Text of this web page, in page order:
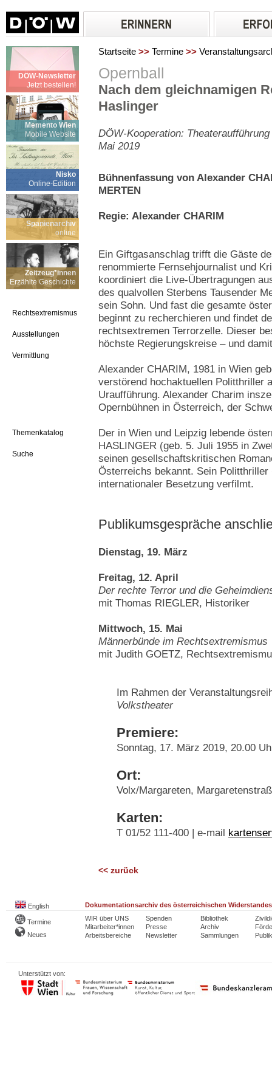
DÖW-Newsletter
Jetzt bestellen!
Memento Wien
Mobile Website
Nisko
Online-Edition
Spanienarchiv
online
Zeitzeug*innen
Erzählte Geschichte
Rechtsextremismus
Ausstellungen
Vermittlung
Themenkatalog
Suche
Startseite >> Termine >>
Opernball
Nach dem gleichnamigen
Haslinger
DÖW-Kooperation:
Mai 2019
Bühnenfassung von Alexander
MERTEN
Regie: Alexander CHARIM
Ein Giftgasanschlag trifft die Gäste
renommierte Fernsehjournalist und
koordiniert die Live-Übertragungen
des qualvollen Sterbens Tausender
sein Sohn. Und fast die gesamte
beginnt zu recherchieren und findet
rechtsextremen Terrorzelle. Dieser
höchste Regierungskreise – und
Alexander CHARIM, 1981 in Wien
verstörend hochaktuellen Politthriller
Uraufführung. Alexander Charim
Opernbühnen in Österreich, der
Der in Wien und Leipzig lebende
HASLINGER (geb. 5. Juli 1955 in
seinen gesellschaftskritischen
Österreichs bekannt. Sein Politthriller
internationaler Besetzung verfilmt.
Publikumsgespräche
Dienstag, 19. März
Freitag, 12. April
Der rechte Terror und die
mit Thomas RIEGLER, Historiker
Mittwoch, 15. Mai
Männerbünde im Rechtsextremismus
mit Judith GOETZ,
Im Rahmen der
Volkstheater
Premiere:
Sonntag, 17. März 2019, 20.00
Ort:
Volx/Margareten,
Karten:
T 01/52 111-400 | e-mail
<< zurück
English Dokumentationsarchiv des österreichischen Widerstandes
Termine
Neues
WIR über UNS
Mitarbeiter*innen
Arbeitsbereiche
Spenden
Presse
Newsletter
Bibliothek
Archiv
Sammlungen
Unterstützt von: